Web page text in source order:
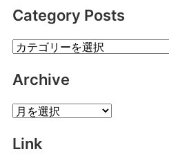
Category Posts
Category
Archive
Archive
Link